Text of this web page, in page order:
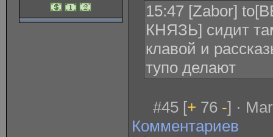
15:47 [Zabor]
КНЯЗЬ] сидит
клавой и
тупо делают
#45 [+ 76 -] ·
Комментариев